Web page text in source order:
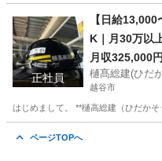
内装職人
正社員
【日給
K｜月30万以
月収325,000円
樋髙総建(ひだ
越谷市
はじめまして。 **樋高総建（ひだか
ページTOPへ